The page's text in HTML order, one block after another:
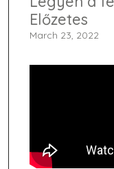
Előzetes
March 23, 2022